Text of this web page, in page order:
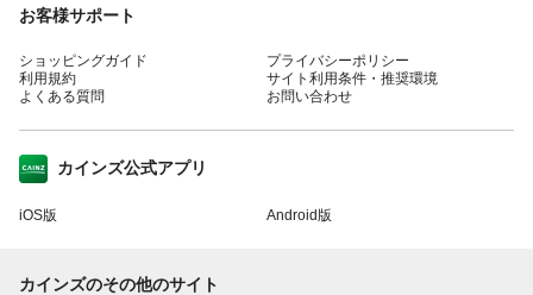
お客様サポート
ショッピングガイド
利用規約
よくある質問
プライバシーポリシー
サイト利用条件・推奨環境
お問い合わせ
カインズ公式アプリ
iOS版 Android版
カインズのその他のサイト